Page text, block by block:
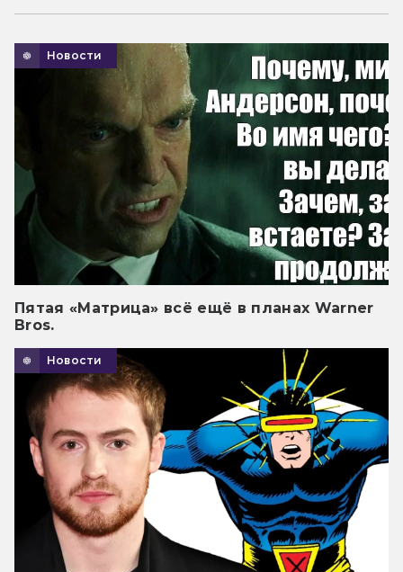
Новости
Пятая «Матрица» всё ещё в планах Warner
Bros.
Новости